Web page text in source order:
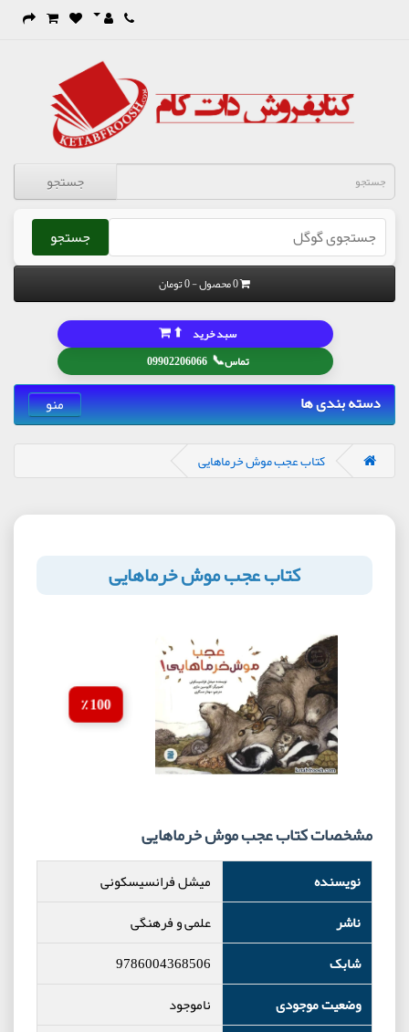
جستجو
جستجو
0 محصول - 0 تومان
تماس📞
09902206066
سبد خرید ⬆
دسته بندی ها منو
کتاب عجب موش خرماهایی
کتاب عجب موش خرماهایی
100 ٪
مشخصات کتاب عجب موش خرماهایی
نویسنده
میشل فرانسیسکونی
ناشر
علمی و فرهنگی
شابک
9786004368506
وضعیت موجودی
ناموجود